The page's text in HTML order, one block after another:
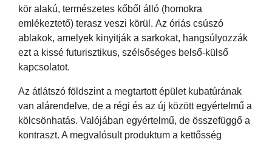
kör alakú, természetes kőből álló (homokra
emlékeztető) terasz veszi körül. Az óriás csúszó
ablakok, amelyek kinyitják a sarkokat, hangsúlyozzák
ezt a kissé futurisztikus, szélsőséges belső-külső
kapcsolatot.
Az átlátszó földszint a megtartott épület kubatúrának
van alárendelve, de a régi és az új között egyértelmű a
kölcsönhatás. Valójában egyértelmű, de összefüggő a
kontraszt. A megvalósult produktum a kettősség